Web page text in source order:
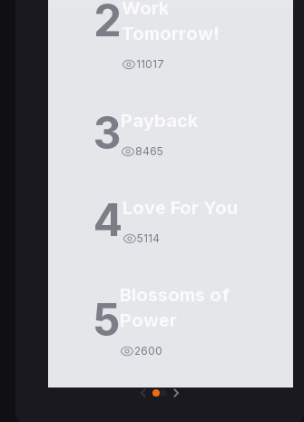
2
11017
3 8465
4 5114
5
2600